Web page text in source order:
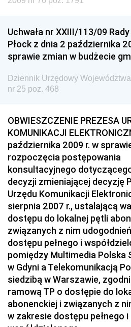
Dziennik Urzędowy Ministra
Dziennik Urzędowy Ministra
Dziennik Urzędowy Ministra
Dziennik Urzędowy Ministra
Dziennik Urzędowy Ministra
Europejskiej
Dziennik Urzędowy Agencji
Uchwała nr XXIII/113/09
Płock z dnia 2 października
sprawie zmian w budżecie
Dziennik Urzędowy
nr 25 poz. 468
OBWIESZCZENIE PREZESA
KOMUNIKACJI
października 2009 r. w
rozpoczęcia postępowania
konsultacyjnego
decyzji zmieniającej decyzję
Urzędu Komunikacji
sierpnia 2007 r., ustalającą
dostępu do lokalnej pętli
związanych z nim
dostępu pełnego i
pomiędzy Multimedia Polska
w Gdyni a Telekomunikacją
siedzibą w Warszawie,
ramową TP o dostępie do
abonenckiej i związanych z
w zakresie dostępu pełnego i